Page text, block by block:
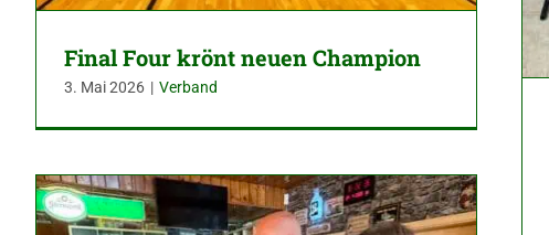
Final Four krönt neuen Champion
3. Mai 2026 | Verband